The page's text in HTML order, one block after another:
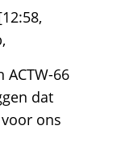
66
dat
ons